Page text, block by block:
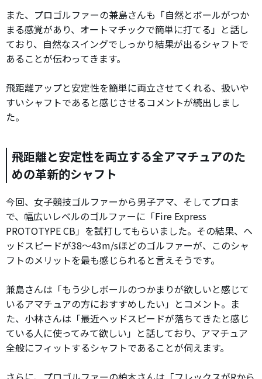
また、プロゴルファーの兼島さんも「自然とボールがつか
まる感覚があり、オートマチックで簡単に打てる」と話し
ており、自然なスイングでしっかり結果が出るシャフトで
あることが伝わってきます。
飛距離アップと安定性を簡単に両立させてくれる、扱いや
すいシャフトであると感じさせるコメントが続出しまし
た。
飛距離と安定性を両立する全アマチュアのた
めの革新的シャフト
今回、女子競技ゴルファーから男子アマ、そしてプロま
で、幅広いレベルのゴルファーに「Fire Express
PROTOTYPE CB」を試打してもらいました。その結果、ヘ
ッドスピードが38〜43m/sほどのゴルファーが、このシャ
フトのメリットを最も感じられると言えそうです。
兼島さんは「もう少しボールのつかまりが欲しいと感じて
いるアマチュアの方におすすめしたい」とコメント。ま
た、小林さんは「最近ヘッドスピードが落ちてきたと感じ
ている人に使ってみて欲しい」と話しており、アマチュア
全般にフィットするシャフトであることが伺えます。